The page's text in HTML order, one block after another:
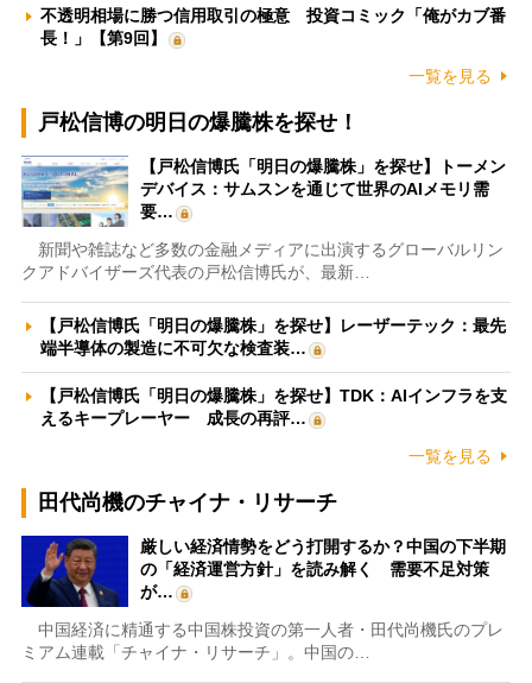
不透明相場に勝つ信用取引の極意 投資コミック「俺がカブ番
長！」【第9回】
一覧を見る
戸松信博の明日の爆騰株を探せ！
【戸松信博氏「明日の爆騰株」を探せ】トーメン
デバイス：サムスンを通じて世界のAIメモリ需
要…
新聞や雑誌など多数の金融メディアに出演するグローバルリン
クアドバイザーズ代表の戸松信博氏が、最新…
【戸松信博氏「明日の爆騰株」を探せ】レーザーテック：最先
端半導体の製造に不可欠な検査装…
【戸松信博氏「明日の爆騰株」を探せ】TDK：AIインフラを支
えるキープレーヤー 成長の再評…
一覧を見る
田代尚機のチャイナ・リサーチ
厳しい経済情勢をどう打開するか？中国の下半期
の「経済運営方針」を読み解く 需要不足対策
が…
中国経済に精通する中国株投資の第一人者・田代尚機氏のプレ
ミアム連載「チャイナ・リサーチ」。中国の…